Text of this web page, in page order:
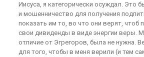
Иисуса, я категорически осуждал. Это
и мошенничество для получения
показать им то, во что они верят, чтоб
свои дивиденды в виде энергии веры.
отличие от Эгрегоров, была не нужна.
для того, чтобы в меня верили (и тем